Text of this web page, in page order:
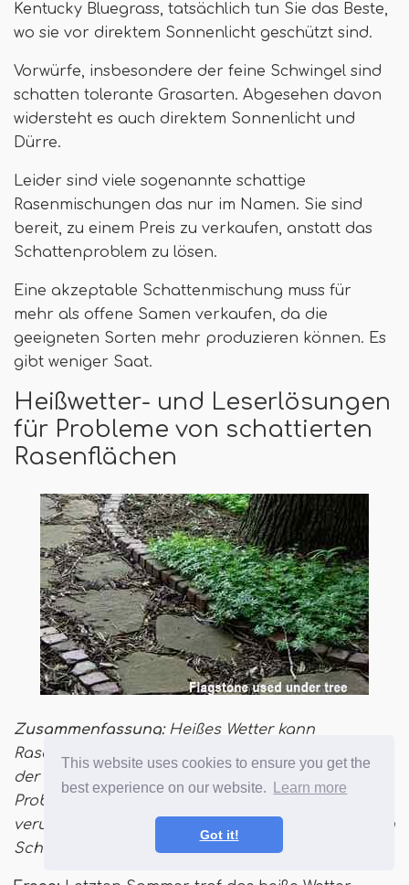
This website uses cookies to ensure you get the
best experience on our website.
Learn more
Got it!
Kentucky Bluegrass, tatsächlich tun Sie das Beste,
wo sie vor direktem Sonnenlicht geschützt sind.
Vorwürfe, insbesondere der feine Schwingel sind
schatten tolerante Grasarten. Abgesehen davon
widersteht es auch direktem Sonnenlicht und
Dürre.
Leider sind viele sogenannte schattige
Rasenmischungen das nur im Namen. Sie sind
bereit, zu einem Preis zu verkaufen, anstatt das
Schattenproblem zu lösen.
Eine akzeptable Schattenmischung muss für
mehr als offene Samen verkaufen, da die
geeigneten Sorten mehr produzieren können. Es
gibt weniger Saat.
Heißwetter- und Leserlösungen
für Probleme von schattierten
Rasenflächen
Zusammenfassung: Heißes Wetter kann
Rasenprobleme für das Wachstum der Sonne in
der Sonne verursachen, aber es kann auch
Probleme beim Wachstum von Gras im Schatten
verursachen. Einige unserer Leser verleihen ihren
Schattengrasanbaulösungen